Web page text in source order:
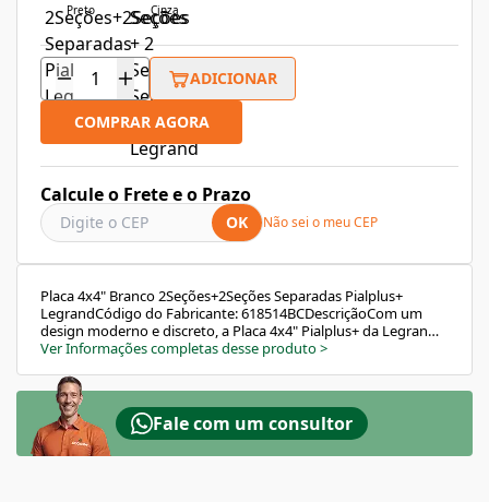
Preto Cinza
ADICIONAR
COMPRAR AGORA
Calcule o Frete e o Prazo
OK Não sei o meu CEP
Placa 4x4" Branco 2Seções+2Seções Separadas Pialplus+
LegrandCódigo do Fabricante: 618514BCDescriçãoCom um
design moderno e discreto, a Placa 4x4" Pialplus+ da Legrand
oferece a solução perfeita para quem busca segurança,
elétricas. Fabricada com material de alta qualidade e
resistência, ela é ideal para aplicações residenciais ou
comerciais, promovendo um ambiente mais harmonioso e
funcional.Características e BenefíciosAlta qualidade: Produzida
em termoplástico autoextinguível, mais segurança para o seu
Ver Informações completas desse produto>
Fale com um consultor